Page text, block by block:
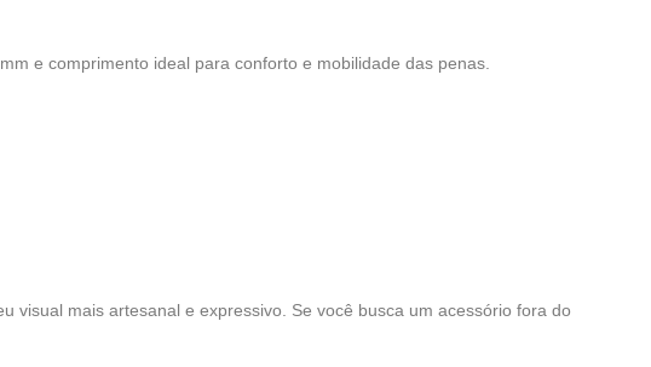
e comprimento ideal para conforto e mobilidade das penas.
visual mais artesanal e expressivo. Se você busca um acessório fora do